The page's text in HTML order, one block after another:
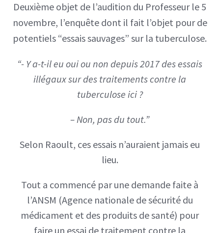
Deuxième objet de l’audition du Professeur le 5
novembre, l’enquête dont il fait l’objet pour de
potentiels “essais sauvages” sur la tuberculose.
“- Y a-t-il eu oui ou non depuis 2017 des essais
illégaux sur des traitements contre la
tuberculose ici ?
– Non, pas du tout.”
Selon Raoult, ces essais n’auraient jamais eu
lieu.
Tout a commencé par une demande faite à
l’ANSM (Agence nationale de sécurité du
médicament et des produits de santé) pour
faire un essai de traitement contre la